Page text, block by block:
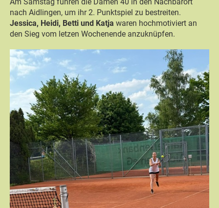
nach Aidlingen, um ihr 2. Punktspiel zu bestreiten.
Jessica, Heidi, Betti und Katja waren hochmotiviert an
den Sieg vom letzen Wochenende anzuknüpfen.